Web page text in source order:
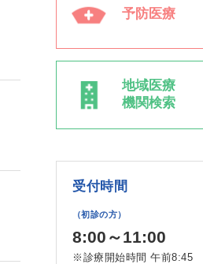
予防医療
地域医療
機関検索
受付時間
（初診の方）
8:00～11:00
※診療開始時間 午前8:45